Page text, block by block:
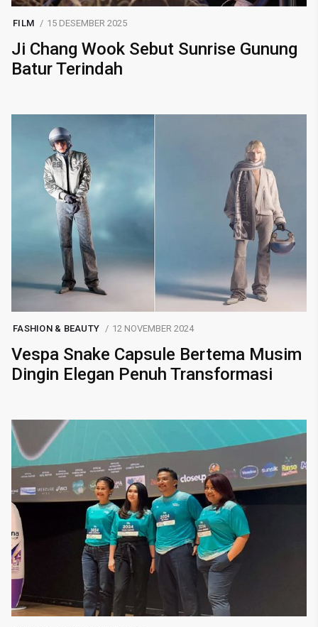
FILM 15 DESEMBER 2025
Ji Chang Wook Sebut Sunrise Gunung
Batur Terindah
FASHION & BEAUTY 12 NOVEMBER 2024
Vespa Snake Capsule Bertema Musim
Dingin Elegan Penuh Transformasi